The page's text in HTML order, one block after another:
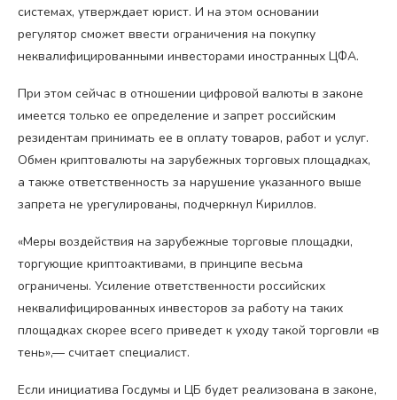
системах, утверждает юрист. И на этом основании
регулятор сможет ввести ограничения на покупку
неквалифицированными инвесторами иностранных ЦФА.
При этом сейчас в отношении цифровой валюты в законе
имеется только ее определение и запрет российским
резидентам принимать ее в оплату товаров, работ и услуг.
Обмен криптовалюты на зарубежных торговых площадках,
а также ответственность за нарушение указанного выше
запрета не урегулированы, подчеркнул Кириллов.
«Меры воздействия на зарубежные торговые площадки,
торгующие криптоактивами, в принципе весьма
ограничены. Усиление ответственности российских
неквалифицированных инвесторов за работу на таких
площадках скорее всего приведет к уходу такой торговли «в
тень»,— считает специалист.
Если инициатива Госдумы и ЦБ будет реализована в законе,